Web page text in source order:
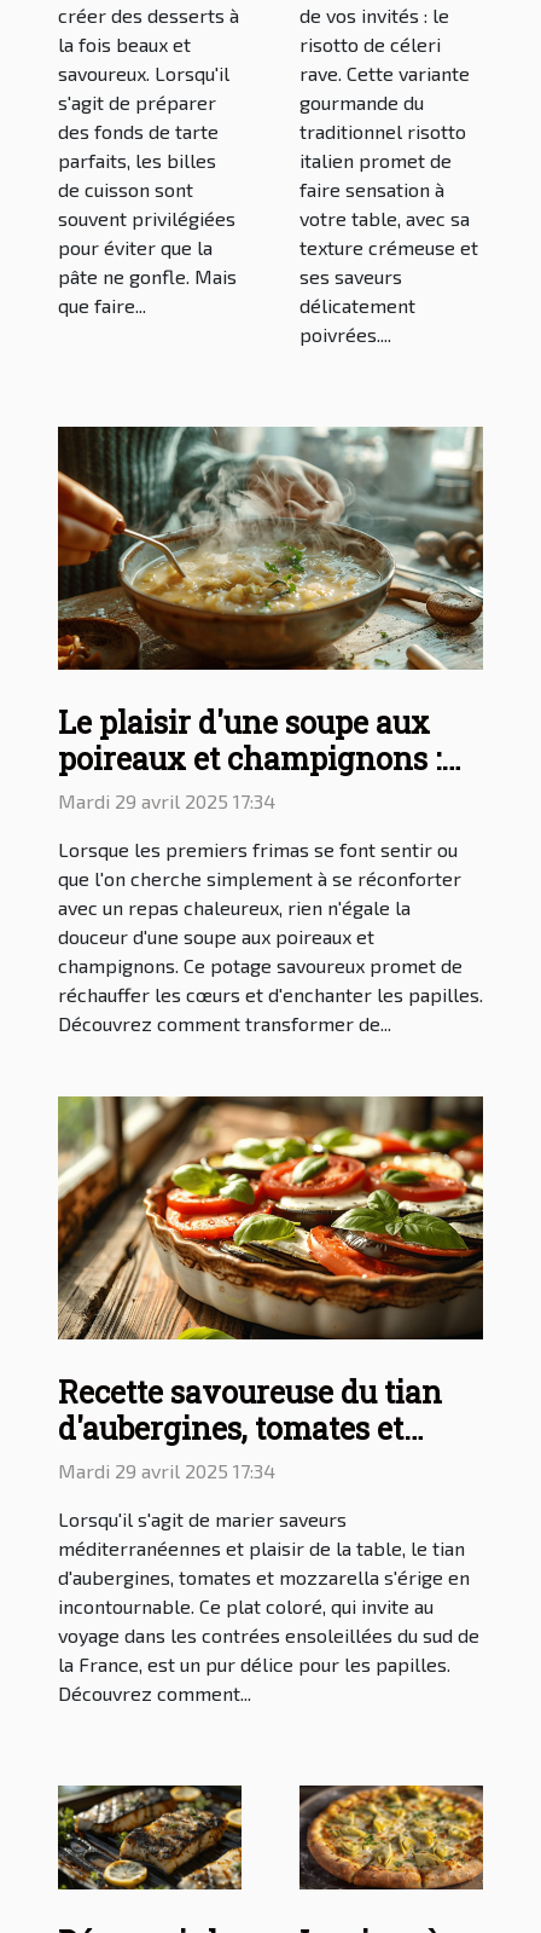
créer des desserts à
la fois beaux et
savoureux. Lorsqu'il
s'agit de préparer
des fonds de tarte
parfaits, les billes
de cuisson sont
souvent privilégiées
pour éviter que la
pâte ne gonfle. Mais
que faire...
de vos invités : le
risotto de céleri
rave. Cette variante
gourmande du
traditionnel risotto
italien promet de
faire sensation à
votre table, avec sa
texture crémeuse et
ses saveurs
délicatement
poivrées....
Le plaisir d'une soupe aux
poireaux et champignons :
recette d'un potage
Mardi 29 avril 2025 17:34
Lorsque les premiers frimas se font sentir ou
que l'on cherche simplement à se réconforter
avec un repas chaleureux, rien n'égale la
douceur d'une soupe aux poireaux et
champignons. Ce potage savoureux promet de
réchauffer les cœurs et d'enchanter les papilles.
Découvrez comment transformer de...
Recette savoureuse du tian
d'aubergines, tomates et
mozzarella
Mardi 29 avril 2025 17:34
Lorsqu'il s'agit de marier saveurs
méditerranéennes et plaisir de la table, le tian
d'aubergines, tomates et mozzarella s'érige en
incontournable. Ce plat coloré, qui invite au
voyage dans les contrées ensoleillées du sud de
la France, est un pur délice pour les papilles.
Découvrez comment...